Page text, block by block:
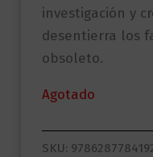
investigación y
desentierra los
obsoleto.
Agotado
SKU: